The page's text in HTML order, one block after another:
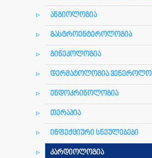
ანგიოლოგია
გასტროენტეროლოგია
გინეკოლოგია
დერმატოლოგია
ენდოკრინოლოგია
თერაპია
ინფექციური სნეულებები
კარდიოლოგია